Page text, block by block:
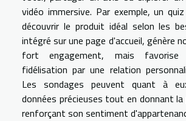
vidéo immersive. Par exemple, un
découvrir le produit idéal selon les
intégré sur une page d'accueil, génère
fort engagement, mais favorise
fidélisation par une relation
Les sondages peuvent quant à
données précieuses tout en donnant la
renforçant son sentiment